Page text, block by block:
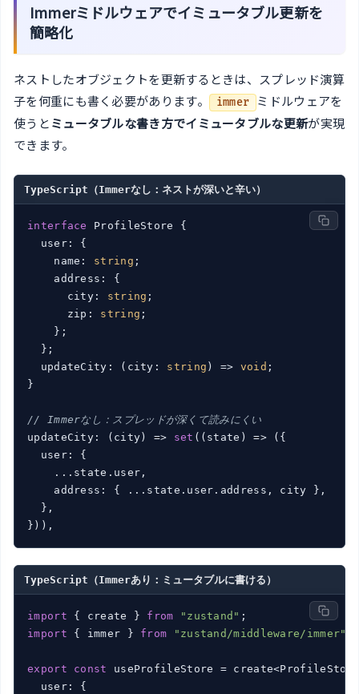
Immerミドルウェアでイミュータブル更新を
簡略化
ネストしたオブジェクトを更新するときは、スプレッド演算
子を何重にも書く必要があります。
immer
ミドルウェアを
使うとミュータブルな書き方でイミュータブルな更新が実現
できます。
TypeScript（Immerなし：ネストが深いと辛い）
interface
ProfileStore {
  user: {
    name:
string ;
    address: {
      city:
string ;
      zip:
string ;
    };
  };
  updateCity:
( city: string ) => void ;
}
// Immerなし：スプレッドが深くて読みにくい
updateCity:
( city ) => set ( ( state ) => ({
  user: {
    ...state.user,
    address: { ...state.user.address, city },
  },
TypeScript（Immerあり：ミュータブルに書ける）
import { create } from "zustand"
import { immer } from "zustand/middleware/immer"
export const
useProfileStore =
  user: {